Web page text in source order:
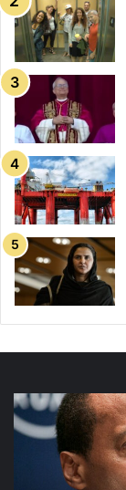
Privatisation
de